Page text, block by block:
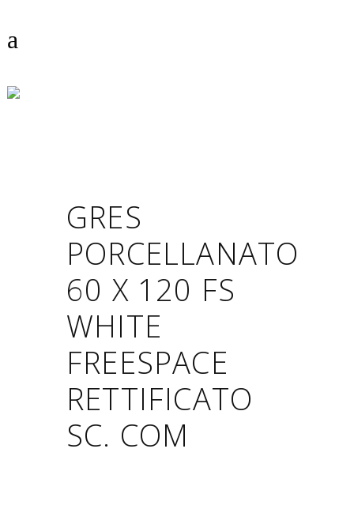
GRES
PORCELLANATO
60 X 120 FS
WHITE
FREESPACE
RETTIFICATO
SC. COM